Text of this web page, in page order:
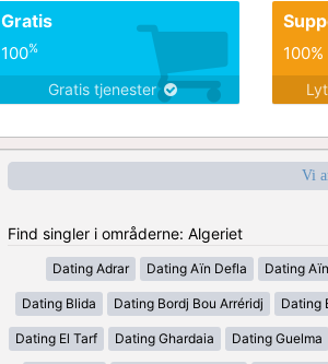
Gratis
100%
Gratis tjenester
Vi
Find singler i områderne: Algeriet
Dating Adrar Dating Aïn Defla Dating
Dating Blida Dating Bordj Bou Arréridj Dating
Dating El Tarf Dating Ghardaia Dating Guelma